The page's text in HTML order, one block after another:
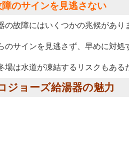
のサインを見逃さない
の故障にはいくつかの兆候があり
のサインを見逃さず、早めに対処
場は水道が凍結するリスクもある
ジョーズ給湯器の魅力